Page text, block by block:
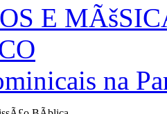
E
na